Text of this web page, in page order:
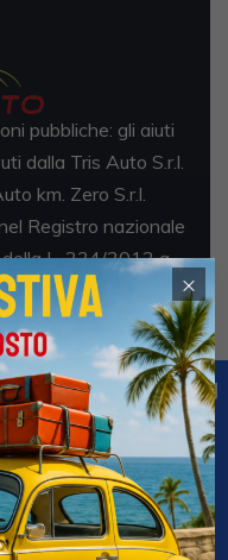
pubbliche: gli aiuti
dalla Tris Auto S.r.l.
km. Zero S.r.l.
Registro nazionale
della L. 234/2012 a
link
×